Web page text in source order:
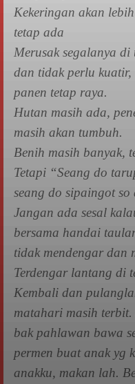
Kekeringan akan
tetap ada
Merusak segalanya
dan tidak perlu kuatir,
panen tetap raya.
Hutan masih ada,
masih akan tumbuh.
Benih masih banyak,
Tetapi “Seang do
seang do sipaingot
Jangan ada sesal
bersama handai
tidak mendengar dan
Terdengar lantang di
Kembali dan
matahari masih
bak pahlawan bawa
permen buat anak yg
anakku, makan lah.